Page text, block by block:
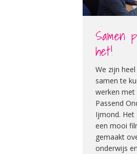
Samen
het!
We zijn
samen te
werken met
Passend
Ijmond. Het
een mooi
gemaakt
onderwijs